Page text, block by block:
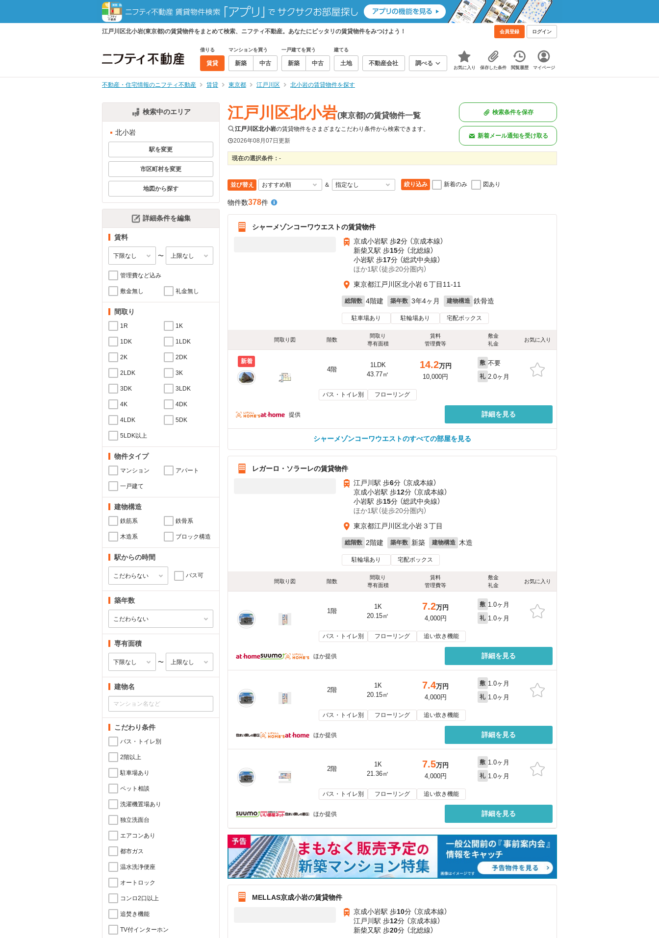
江戸川区北小岩(東京都)の賃貸物件をまとめて検索、ニフティ不動産。あなたにピッタリの賃貸物件をみつけよう！ 会員登録 ログイン
借りる
賃貸
マンションを買う
新築 中古
一戸建てを買う
新築 中古
建てる
土地 不動産会社 調べる
お気に入り 保存した条件 閲覧履歴 マイページ
不動産・住宅情報のニフティ不動産 賃貸 東京都 江戸川区 北小岩の賃貸物件を探す
検索中のエリア
北小岩
駅を変更
市区町村を変更
地図から探す
詳細条件を編集
賃料
〜
管理費など込み
敷金無し 礼金無し
間取り
1R 1K
1DK 1LDK
2K 2DK
2LDK 3K
3DK 3LDK
4K 4DK
4LDK 5DK
5LDK以上
物件タイプ
マンション アパート
一戸建て
建物構造
鉄筋系 鉄骨系
木造系 ブロック構造
駅からの時間
バス可
築年数
専有面積
〜
建物名
こだわり条件
バス・トイレ別
2階以上
駐車場あり
ペット相談
洗濯機置場あり
独立洗面台
エアコンあり
都市ガス
温水洗浄便座
オートロック
コンロ2口以上
追焚き機能
TV付インターホン
江戸川区北小岩(東京都)の賃貸物件一覧
江戸川区北小岩の賃貸物件をさまざまなこだわり条件から検索できます。
2026年08月07日更新
検索条件を保存
新着メール通知を受け取る
現在の選択条件： -
並び替え ＆ 絞り込み 新着のみ 図あり
物件数378件
シャーメゾンコーワウエストの賃貸物件
京成小岩駅 歩2分 （京成本線）
新柴又駅 歩15分 （北総線）
小岩駅 歩17分 （総武中央線）
ほか1駅（徒歩20分圏内）
東京都江戸川区北小岩６丁目11-11
総階数 4階建 築年数 3年4ヶ月 建物構造 鉄骨造
駐車場あり 駐輪場あり 宅配ボックス
間取り図 階数
間取り
専有面積
賃料
管理費等
敷金
礼金
お気に入り
新着
4階
1LDK
43.77㎡
14.2万円
10,000円
敷 不要
礼 2.0ヶ月
バス・トイレ別 フローリング
提供 詳細を見る
シャーメゾンコーワウエストのすべての部屋を見る
レガーロ・ソラーレの賃貸物件
江戸川駅 歩6分 （京成本線）
京成小岩駅 歩12分 （京成本線）
小岩駅 歩15分 （総武中央線）
ほか1駅（徒歩20分圏内）
東京都江戸川区北小岩３丁目
総階数 2階建 築年数 新築 建物構造 木造
駐輪場あり 宅配ボックス
間取り図 階数
間取り
専有面積
賃料
管理費等
敷金
礼金
お気に入り
1階
1K
20.15㎡
7.2万円
4,000円
敷 1.0ヶ月
礼 1.0ヶ月
バス・トイレ別 フローリング 追い炊き機能
ほか提供 詳細を見る
2階
1K
20.15㎡
7.4万円
4,000円
敷 1.0ヶ月
礼 1.0ヶ月
バス・トイレ別 フローリング 追い炊き機能
ほか提供 詳細を見る
2階
1K
21.36㎡
7.5万円
4,000円
敷 1.0ヶ月
礼 1.0ヶ月
バス・トイレ別 フローリング 追い炊き機能
ほか提供 詳細を見る
MELLAS京成小岩の賃貸物件
京成小岩駅 歩10分 （京成本線）
江戸川駅 歩12分 （京成本線）
新柴又駅 歩20分 （北総線）